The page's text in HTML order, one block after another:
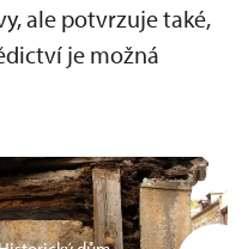
ale potvrzuje také,
je možná